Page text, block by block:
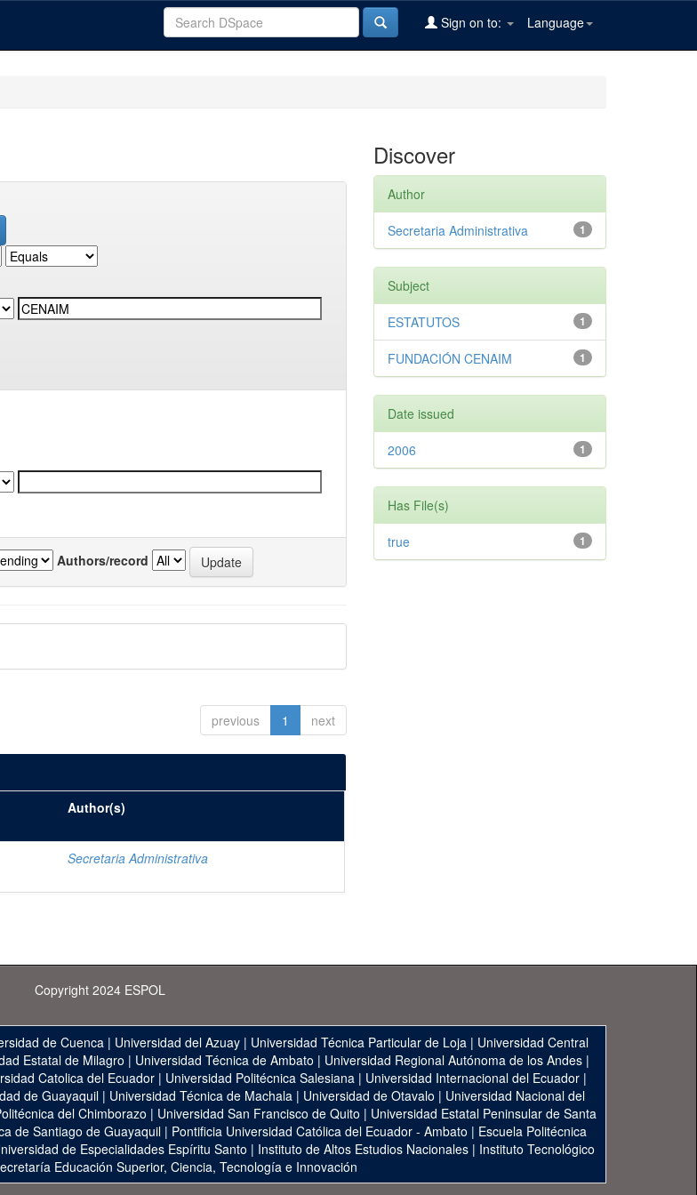
Language
Sign on to:
Authors/record
previous 1 next
Author(s)
Secretaria Administrativa
Discover
Author
1
Secretaria Administrativa
Subject
1
ESTATUTOS
1
FUNDACIÓN CENAIM
Date issued
1
2006
Has File(s)
1
true
Copyright 2024 ESPOL
de Cuenca | Universidad del Azuay | Universidad Técnica Particular de Loja | Universidad Central
Estatal de Milagro | Universidad Técnica de Ambato | Universidad Regional Autónoma de los Andes|
Catolica del Ecuador| Universidad Politécnica Salesiana| Universidad Internacional del Ecuador|
de Guayaquil | Universidad Técnica de Machala | Universidad de Otavalo | Universidad Nacional del
del Chimborazo | Universidad San Francisco de Quito | Universidad Estatal Peninsular de Santa
de Santiago de Guayaquil | Pontificia Universidad Católica del Ecuador - Ambato | Escuela Politécnica
de Especialidades Espíritu Santo | Instituto de Altos Estudios Nacionales | Instituto Tecnológico
Educación Superior, Ciencia, Tecnología e Innovación